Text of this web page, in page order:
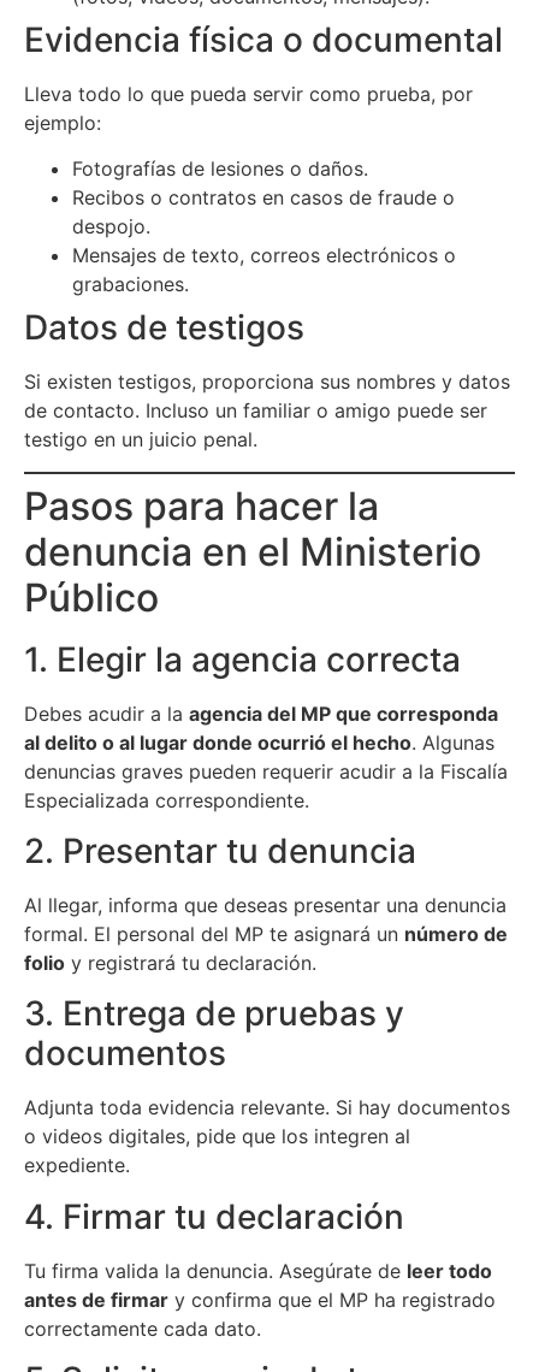
Evidencia física o documental
Lleva todo lo que pueda servir como prueba, por
ejemplo:
Fotografías de lesiones o daños.
Recibos o contratos en casos de fraude o
despojo.
Mensajes de texto, correos electrónicos o
grabaciones.
Datos de testigos
Si existen testigos, proporciona sus nombres y datos
de contacto. Incluso un familiar o amigo puede ser
testigo en un juicio penal.
Pasos para hacer la
denuncia en el Ministerio
Público
1. Elegir la agencia correcta
Debes acudir a la agencia del MP que corresponda
al delito o al lugar donde ocurrió el hecho. Algunas
denuncias graves pueden requerir acudir a la Fiscalía
Especializada correspondiente.
2. Presentar tu denuncia
Al llegar, informa que deseas presentar una denuncia
formal. El personal del MP te asignará un número de
folio y registrará tu declaración.
3. Entrega de pruebas y
documentos
Adjunta toda evidencia relevante. Si hay documentos
o videos digitales, pide que los integren al
expediente.
4. Firmar tu declaración
Tu firma valida la denuncia. Asegúrate de leer todo
antes de firmar y confirma que el MP ha registrado
correctamente cada dato.